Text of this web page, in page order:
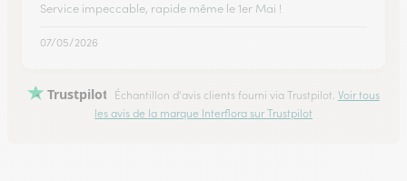
Service impeccable, rapide même le 1er Mai !
07/05/2026
Trustpilot Échantillon d'avis clients fourni via Trustpilot. Voir tous
les avis de la marque Interflora sur Trustpilot